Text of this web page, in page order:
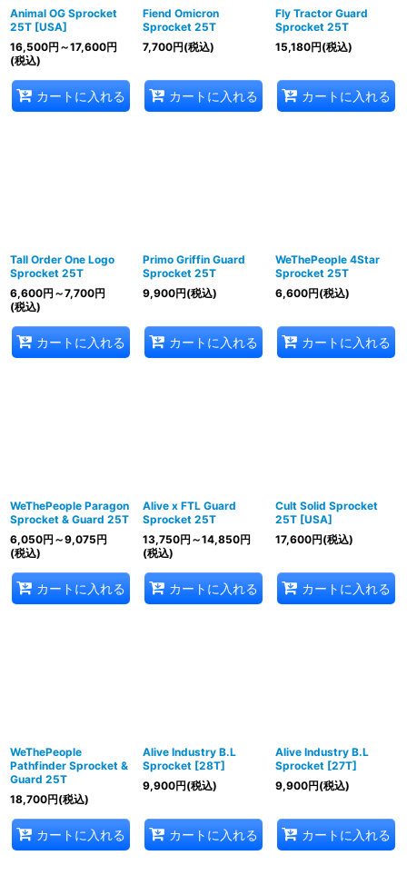
Animal OG Sprocket
25T [USA]
16,500円 ～17,600円
(税込)
カートに入れる
Fiend Omicron
Sprocket 25T
7,700円(税込)
カートに入れる
Fly Tractor Guard
Sprocket 25T
15,180円(税込)
カートに入れる
Tall Order One Logo
Sprocket 25T
6,600円 ～7,700円
(税込)
カートに入れる
Primo Griffin Guard
Sprocket 25T
9,900円(税込)
カートに入れる
WeThePeople 4Star
Sprocket 25T
6,600円(税込)
カートに入れる
WeThePeople Paragon
Sprocket & Guard 25T
6,050円 ～9,075円
(税込)
カートに入れる
Alive x FTL Guard
Sprocket 25T
13,750円 ～14,850円
(税込)
カートに入れる
Cult Solid Sprocket
25T [USA]
17,600円(税込)
カートに入れる
WeThePeople
Pathfinder Sprocket &
Guard 25T
18,700円(税込)
カートに入れる
Alive Industry B.L
Sprocket [28T]
9,900円(税込)
カートに入れる
Alive Industry B.L
Sprocket [27T]
9,900円(税込)
カートに入れる